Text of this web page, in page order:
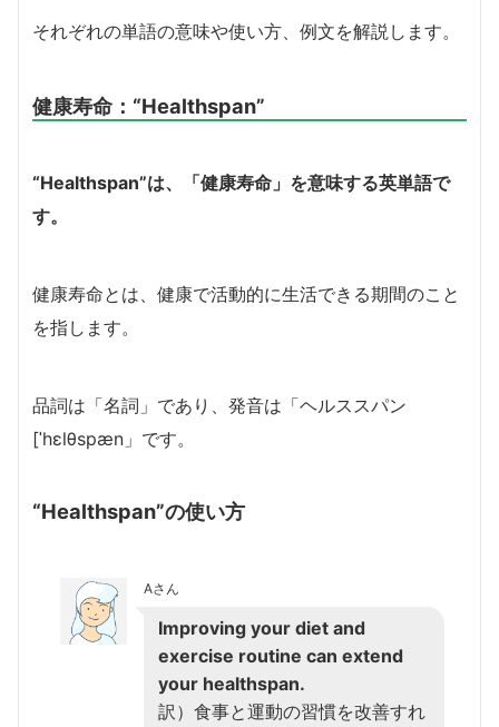
それぞれの単語の意味や使い方、例文を解説します。
健康寿命： “Healthspan”
“Healthspan”は、「健康寿命」を意味する英単語で
す。
健康寿命とは、健康で活動的に生活できる期間のこと
を指します。
品詞は「名詞」であり、発音は「ヘルススパン
[ˈhɛlθspæn」です。
“Healthspan”の使い方
Aさん
Improving your diet and
exercise routine can extend
your healthspan.
訳）食事と運動の習慣を改善すれ